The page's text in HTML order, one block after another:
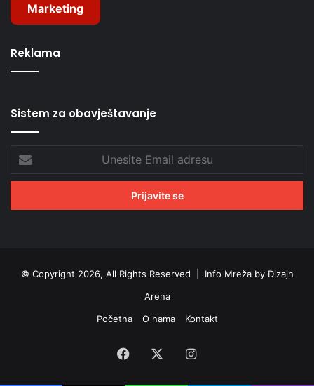
Marketing
Reklama
Sistem za obavještavanje
Email
adresu
© Copyright 2026, All Rights Reserved | Info Mreža by Dizajn
Arena
Početna
O nama Kontakt
Facebook Instagram